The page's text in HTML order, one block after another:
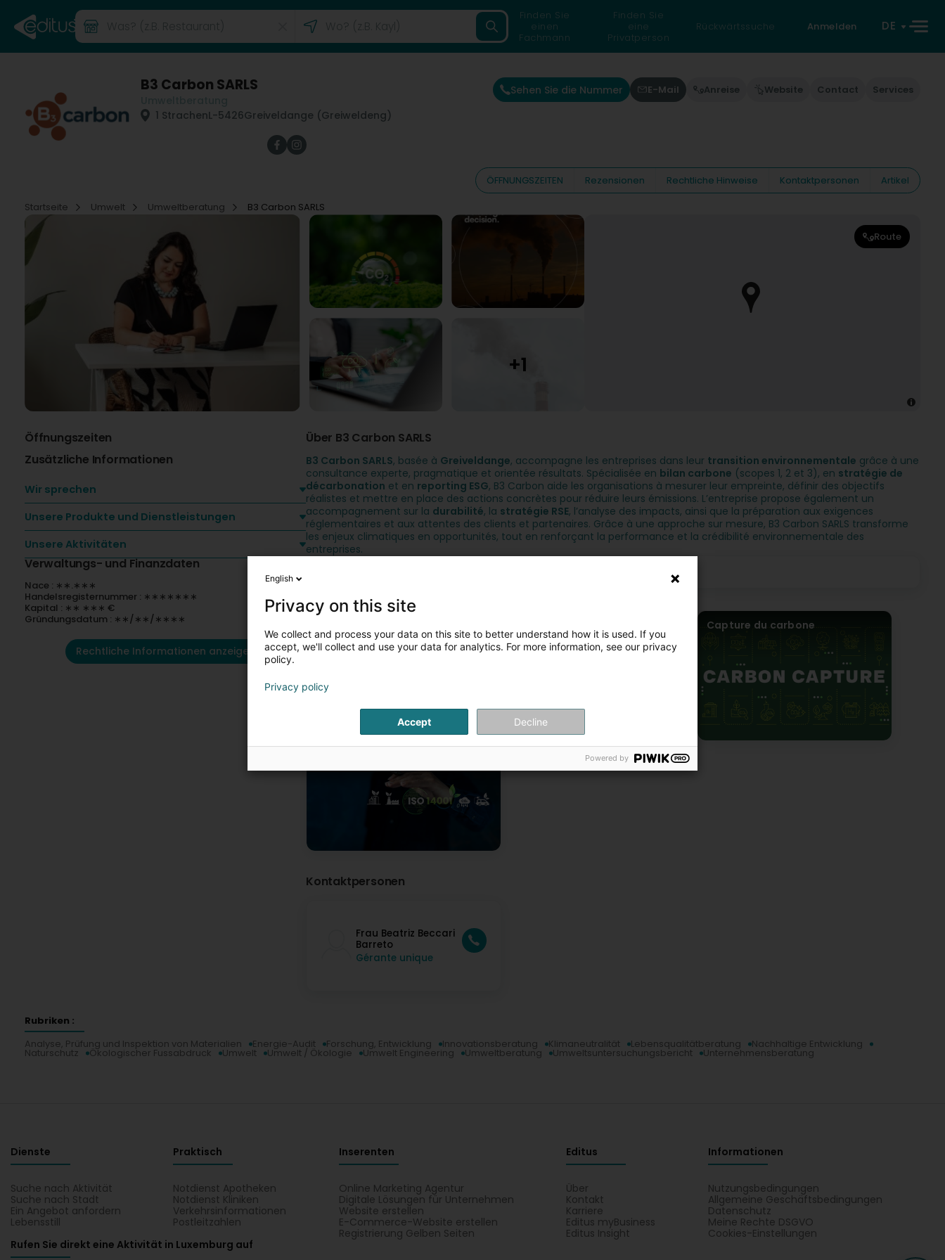
Finden Sie
einen
Fachmann
Finden Sie
eine
Privatperson
Rückwärtssuche Anmelden DE
B3 Carbon SARLS
1 StrachenL-5426Greiveldange (Greiweldeng)
Sehen Sie die Nummer E-Mail Anreise Website Contact Services
ÖFFNUNGSZEITEN Rezensionen Rechtliche Hinweise Kontaktpersonen
Artikel
Startseite
Umwelt Umweltberatung B3 Carbon SARLS
Route
Öffnungszeiten
Zusätzliche Informationen
Wir sprechen
Unsere Produkte und Dienstleistungen
Unsere Aktivitäten
Verwaltungs- und Finanzdaten
Nace : ∗∗.∗∗∗
Handelsregisternummer : ∗∗∗∗∗∗∗
Kapital : ∗∗ ∗∗∗ €
Gründungsdatum : ∗∗/∗∗/∗∗∗∗
Rechtliche Informationen anzeigen
Über B3 Carbon SARLS
B3 Carbon SARLS, basée à Greiveldange, accompagne les entreprises dans leur transition environnementale grâce à une
consultance experte, pragmatique et orientée résultats. Spécialisée en bilan carbone (scopes 1, 2 et 3), en stratégie de
décarbonation et en reporting ESG, B3 Carbon aide les organisations à mesurer leur empreinte, définir des objectifs
réalistes et mettre en place des actions concrètes pour réduire leurs émissions. L’entreprise propose également un
accompagnement sur la durabilité, la stratégie RSE, l’analyse des impacts, ainsi que la préparation aux exigences
réglementaires et aux attentes des clients et partenaires. Grâce à une approche sur mesure, B3 Carbon SARLS transforme
les enjeux climatiques en opportunités, tout en renforçant la performance et la crédibilité environnementale des
entreprises.
Capture du carbone
Kontaktpersonen
Frau Beatriz Beccari
Barreto
Gérante unique
Rubriken :
Analyse, Prüfung und Inspektion von Materialien
Energie-Audit Forschung, Entwicklung Innovationsberatung Klimaneutralität Lebensqualitätberatung Nachhaltige Entwicklung
Naturschutz Ökologischer Fussabdruck Umwelt Umwelt / Ökologie Umwelt Engineering Umweltberatung Umweltsuntersuchungsbericht Unternehmensberatung
Dienste
Suche nach Aktivität
Suche nach Stadt
Ein Angebot anfordern
Lebensstill
Praktisch
Notdienst Apotheken
Notdienst Kliniken
Verkehrsinformationen
Postleitzahlen
Inserenten
Online Marketing Agentur
Digitale Lösungen für Unternehmen
Website erstellen
E-Commerce-Website erstellen
Registrierung Gelben Seiten
Editus
Über
Kontakt
Karriere
Editus myBusiness
Editus Insight
Informationen
Nutzungsbedingungen
Allgemeine Geschäftsbedingungen
Datenschutz
Meine Rechte DSGVO
Cookies-Einstellungen
Rufen Sie direkt eine Aktivität in Luxemburg auf
English
Privacy on this site
We collect and process your data on this site to better understand how it is used. If you
accept, we'll collect and use your data for analytics. For more information, see our privacy
policy.
Privacy policy
Accept Decline
Powered by